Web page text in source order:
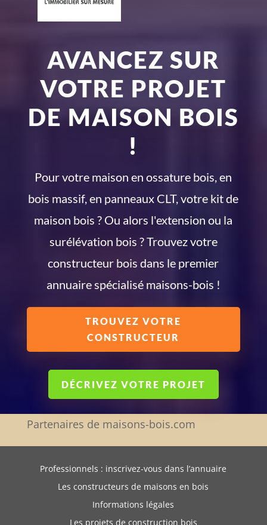
AVANCEZ SUR
VOTRE PROJET
DE MAISON BOIS
!
Pour votre maison en ossature bois, en
bois massif, en panneaux CLT, votre kit de
maison bois ? Ou alors l'extension ou la
surélévation bois ? Trouvez votre
constructeur bois dans le premier
annuaire spécialisé maisons-bois !
TROUVEZ VOTRE
CONSTRUCTEUR
DÉCRIVEZ VOTRE PROJET
Partenaires de maisons-bois.com
Professionnels : inscrivez-vous dans l’annuaire
Les constructeurs de maisons en bois
Informations légales
Les projets de construction bois